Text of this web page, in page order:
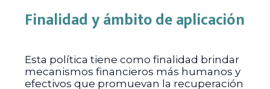
Finalidad y ámbito de aplicación
Esta política tiene como finalidad brindar
mecanismos financieros más humanos y
efectivos que promuevan la recuperación